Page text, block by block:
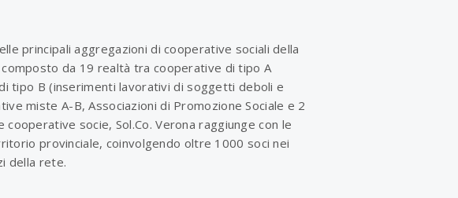
principali aggregazioni di cooperative sociali della
da 19 realtà tra cooperative di tipo A
tipo B (inserimenti lavorativi di soggetti deboli e
miste A-B, Associazioni di Promozione Sociale e 2
socie, Sol.Co. Verona raggiunge con le
provinciale, coinvolgendo oltre 1000 soci nei
della rete.